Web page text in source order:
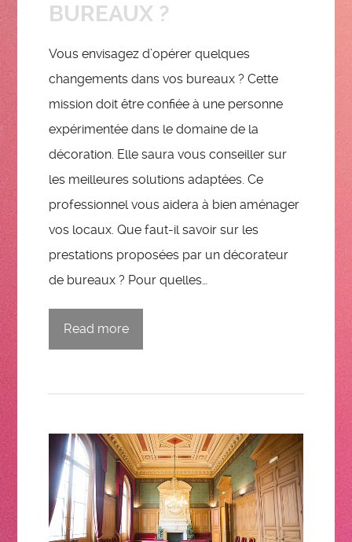
BUREAUX ?
Vous envisagez d’opérer quelques
changements dans vos bureaux ? Cette
mission doit être confiée à une personne
expérimentée dans le domaine de la
décoration. Elle saura vous conseiller sur
les meilleures solutions adaptées. Ce
professionnel vous aidera à bien aménager
vos locaux. Que faut-il savoir sur les
prestations proposées par un décorateur
de bureaux ? Pour quelles…
Read more